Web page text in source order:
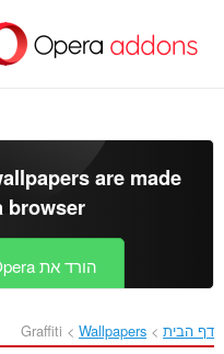
העיקרי
are made
browser
הורד את Opera
דף הבית Wallpapers
Graffiti‎